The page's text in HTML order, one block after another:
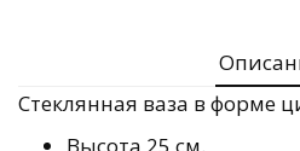
Стеклянная ваза в форме
Высота 25 см.